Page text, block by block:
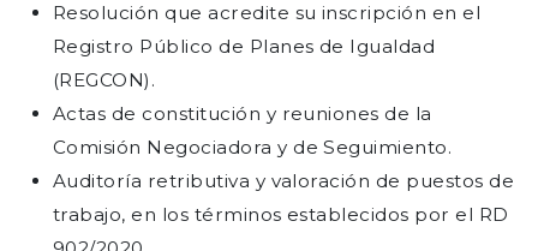
Resolución que acredite su inscripción en el
Registro Público de Planes de Igualdad
(REGCON).
Actas de constitución y reuniones de la
Comisión Negociadora y de Seguimiento.
Auditoría retributiva y valoración de puestos de
trabajo, en los términos establecidos por el RD